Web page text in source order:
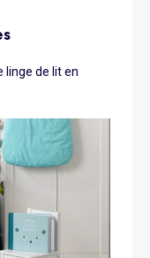
linge de lit en